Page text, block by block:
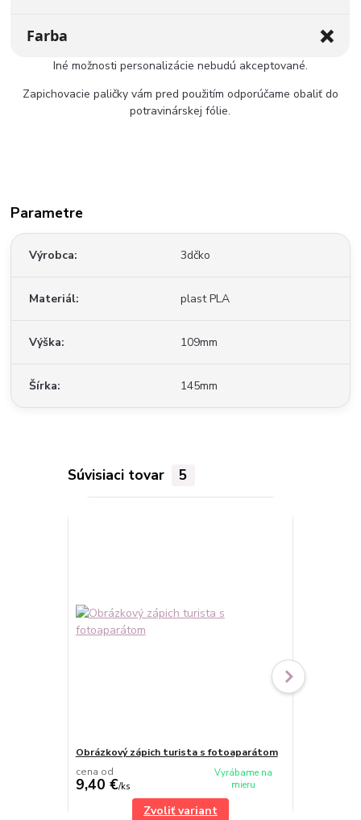
Farba ❌
Iné možnosti personalizácie nebudú akceptované.
Zapichovacie paličky vám pred použitím odporúčame obaliť do
potravinárskej fólie.
Parametre
Výrobca 3dčko
Materiál plast PLA
Výška 109mm
Šírka 145mm
Súvisiaci tovar 5
Obrázkový zápich turista s fotoaparátom
cena od
9,40 €/ks
Vyrábame na
mieru
Zvoliť variant